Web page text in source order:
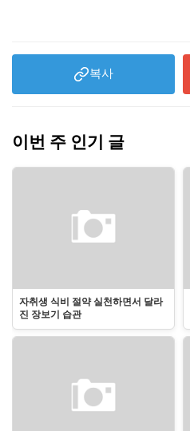
복사
이번 주 인기 글
자취생 식비 절약 실천하면서 달라
진 장보기 습관